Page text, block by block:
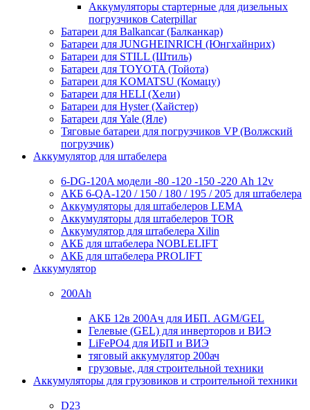
Аккумуляторы стартерные для дизельных
погрузчиков Caterpillar
Батареи для Balkancar (Балканкар)
Батареи для JUNGHEINRICH (Юнгхайнрих)
Батареи для STILL (Штиль)
Батареи для TOYOTA (Тойота)
Батареи для KOMATSU (Комацу)
Батареи для HELI (Хели)
Батареи для Hyster (Хайстер)
Батареи для Yale (Яле)
Тяговые батареи для погрузчиков VP (Волжский
погрузчик)
Аккумулятор для штабелера
6-DG-120A модели -80 -120 -150 -220 Ah 12v
АКБ 6-QA-120 / 150 / 180 / 195 / 205 для штабелера
Аккумуляторы для штабелеров LEMA
Аккумуляторы для штабелеров TOR
Аккумулятор для штабелера Xilin
АКБ для штабелера NOBLELIFT
АКБ для штабелера PROLIFT
Аккумулятор
200Ah
АКБ 12в 200Ач для ИБП. AGM/GEL
Гелевые (GEL) для инверторов и ВИЭ
LiFePO4 для ИБП и ВИЭ
тяговый аккумулятор 200ач
грузовые, для строительной техники
Аккумуляторы для грузовиков и строительной техники
D23